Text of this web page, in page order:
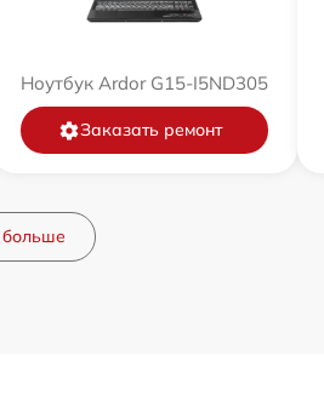
Ноутбук Ardor G15-I5ND305
Заказать ремонт